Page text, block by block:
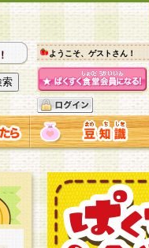
ようこそ、ゲストさん！